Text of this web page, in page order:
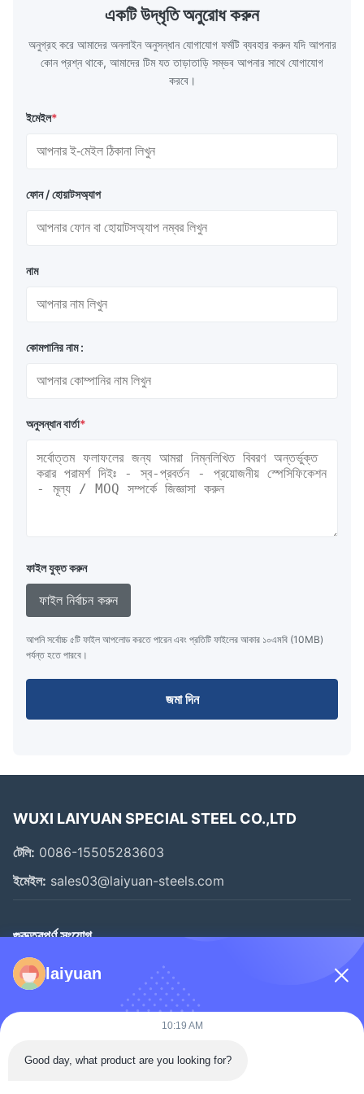
TH620 Standard JIS DIN ASTM GB EN AISI
Product Features High-quality tinplate with
একটি উদ্ধৃতি অনুরোধ করুন
অনুগ্রহ করে আমাদের অনলাইন অনুসন্ধান যোগাযোগ ফর্মটি ব্যবহার করুন যদি আপনার
কোন প্রশ্ন থাকে, আমাদের টিম যত তাড়াতাড়ি সম্ভব আপনার সাথে যোগাযোগ
করবে।
ইমেইল*
ফোন / হোয়াটসঅ্যাপ
নাম
কোমপানির নাম :
অনুসন্ধান বার্তা*
ফাইল যুক্ত করুন
ফাইল নির্বাচন করুন
আপনি সর্বোচ্চ ৫টি ফাইল আপলোড করতে পারেন এবং প্রতিটি ফাইলের আকার ১০এমবি (10MB)
পর্যন্ত হতে পারবে।
জমা দিন
WUXI LAIYUAN SPECIAL STEEL CO.,LTD
টেলি: 0086-15505283603
ইমেইল: sales03@laiyuan-steels.com
গুরুত্বপূর্ণ সংযোগ
বাড়ি
আমাদের সম্বন্ধে
laiyuan
10:19 AM
Good day, what product are you looking for?